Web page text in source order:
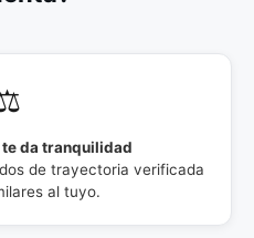
da tranquilidad
de trayectoria verificada
al tuyo.